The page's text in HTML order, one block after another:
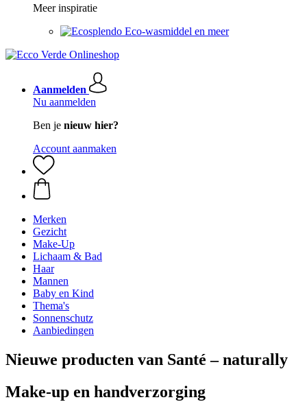
Meer inspiratie
Eco-wasmiddel en meer
Aanmelden
Nu aanmelden
Ben je nieuw hier?
Account aanmaken
Merken
Gezicht
Make-Up
Lichaam & Bad
Haar
Mannen
Baby en Kind
Thema's
Sonnenschutz
Aanbiedingen
Nieuwe producten van Santé – naturally
Make-up en handverzorging